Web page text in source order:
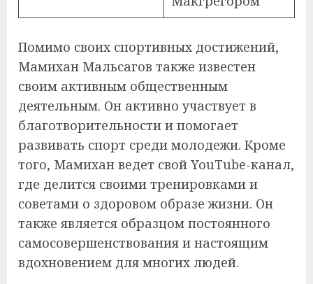
Помимо своих спортивных достижений,
Мамихан Мальсагов также известен
своим активным общественным
деятельным. Он активно участвует в
благотворительности и помогает
развивать спорт среди молодежи. Кроме
того, Мамихан ведет свой YouTube-канал,
где делится своими тренировками и
советами о здоровом образе жизни. Он
также является образцом постоянного
самосовершенствования и настоящим
вдохновением для многих людей.